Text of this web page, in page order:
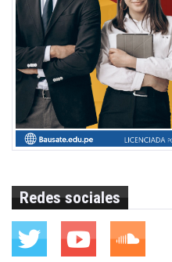
Redes sociales